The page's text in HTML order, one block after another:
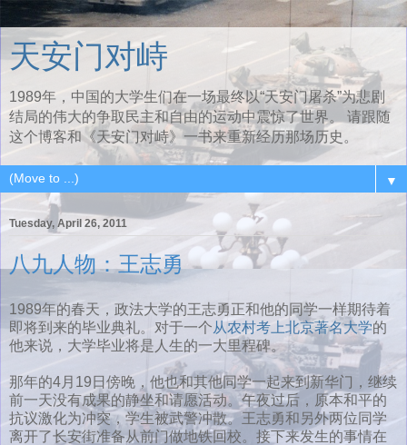
天安门对峙
1989年，中国的大学生们在一场最终以“天安门屠杀”为悲剧
结局的伟大的争取民主和自由的运动中震惊了世界。 请跟随
这个博客和《天安门对峙》一书来重新经历那场历史。
▼
Tuesday, April 26, 2011
八九人物：王志勇
1989年的春天，政法大学的王志勇正和他的同学一样期待着
即将到来的毕业典礼。对于一个从农村考上北京著名大学的
他来说，大学毕业将是人生的一大里程碑。
那年的4月19日傍晚，他也和其他同学一起来到新华门，继续
前一天没有成果的静坐和请愿活动。午夜过后，原本和平的
抗议激化为冲突，学生被武警冲散。王志勇和另外两位同学
离开了长安街准备从前门做地铁回校。接下来发生的事情在